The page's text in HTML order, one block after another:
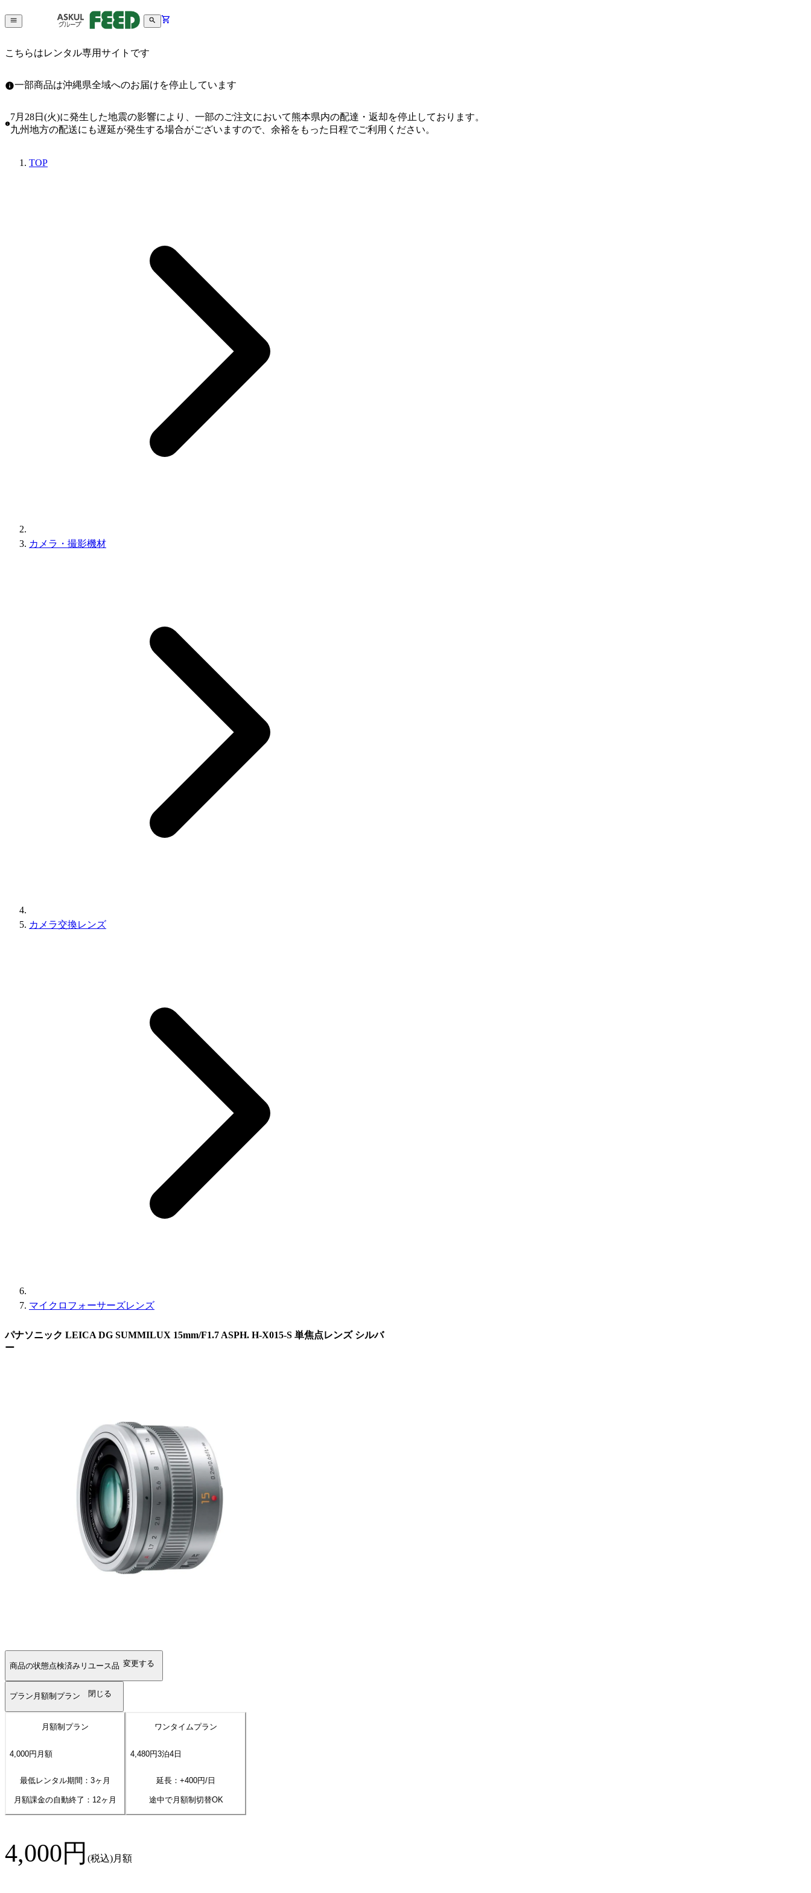
こちらはレンタル専用サイトです
一部商品は沖縄県全域へのお届けを停止しています
7月28日(火)に発生した地震の影響により、一部のご注文において熊本県内の配達・返却を停止しております。
九州地方の配送にも遅延が発生する場合がございますので、余裕をもった日程でご利用ください。
TOP
カメラ・撮影機材
カメラ交換レンズ
マイクロフォーサーズレンズ
パナソニック LEICA DG SUMMILUX 15mm/F1.7 ASPH. H-X015-S 単焦点レンズ シルバ
ー
商品の状態点検済みリユース品 変更する
プラン 月額制プラン 閉じる
月額制プラン
4,000円 月額
最低レンタル期間：3ヶ月
月額課金の自動終了： 12ヶ月
ワンタイムプラン
4,480円3泊4日
延長：+400円/日
途中で月額制切替OK
4,000円 (税込)月額